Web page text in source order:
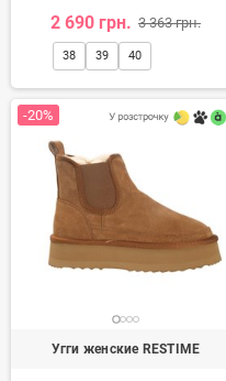
2 690 грн. 3 363 грн.
38 39 40
-20%
Угги женские RESTIME